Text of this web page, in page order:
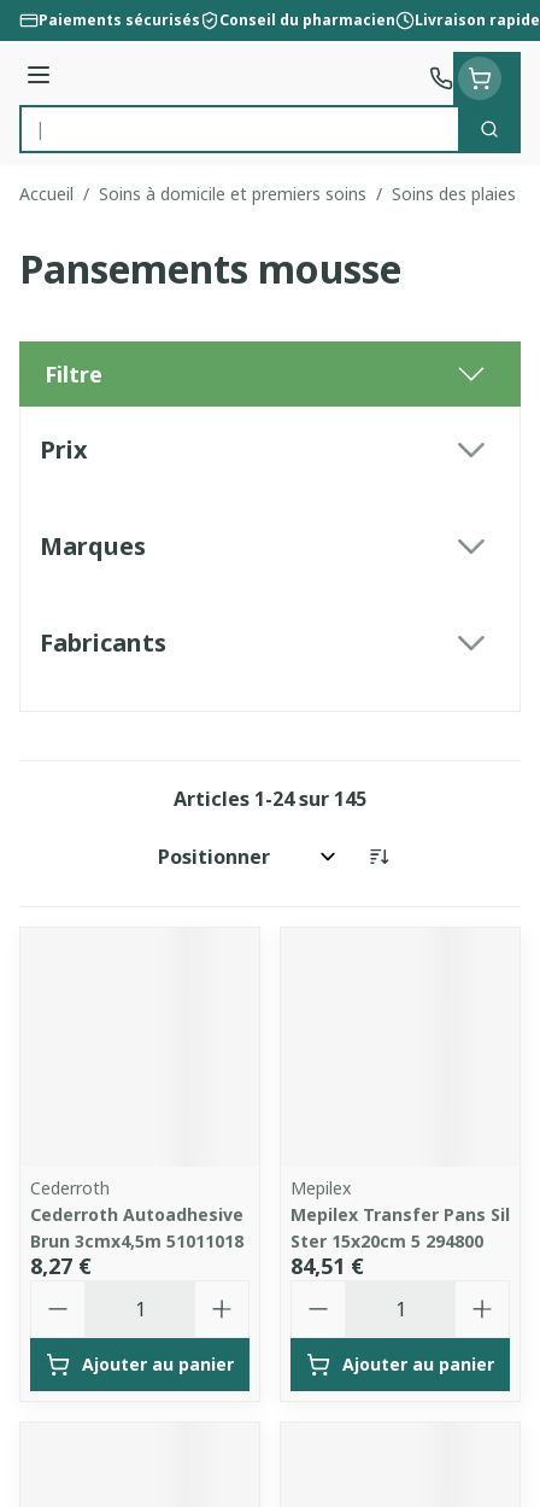
Aller au contenu
Paiements sécurisés Conseil du pharmacien Livraison rapide
Menu
Rechercher
Accueil / Soins à domicile et premiers soins / Soins des plaies
Pansements mousse
Filtre
Prix
Marques
Fabricants
Articles 1-24sur 145
Trier par:
Cederroth
Cederroth Autoadhesive
Brun 3cmx4,5m 51011018
8,27 €
Ajouter au panier
Mepilex
Mepilex Transfer Pans Sil
Ster 15x20cm 5 294800
84,51 €
Ajouter au panier